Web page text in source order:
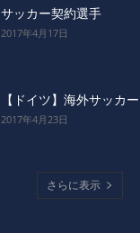
サッカー契約選手
2017年4月17日
【ドイツ】海外サッカ
2017年4月23日
さらに表示